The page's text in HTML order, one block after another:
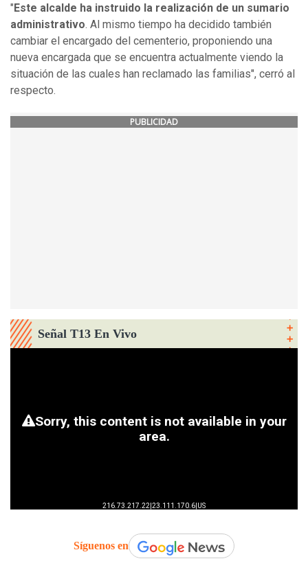
"Este alcalde ha instruido la realización de un sumario
administrativo. Al mismo tiempo ha decidido también
cambiar el encargado del cementerio, proponiendo una
nueva encargada que se encuentra actualmente viendo la
situación de las cuales han reclamado las familias", cerró al
respecto.
PUBLICIDAD
Señal T13 En Vivo
Síguenos en